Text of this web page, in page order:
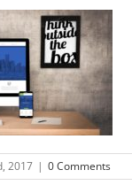
2017 | 0 Comments